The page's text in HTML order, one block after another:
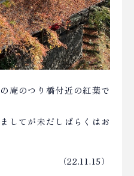
庵のつり橋付近の紅葉で
してが未だしばらくはお
（22.11.15）